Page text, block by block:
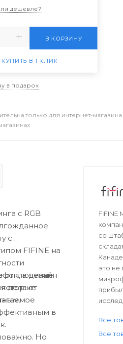
дешевле?
В КОРЗИНУ
КУПИТЬ В 1 КЛИК
в подарок
только для интернет-
с RGB
с
FIFINE на
а дизайн
которые
в
отключение
делают
Но
FIFINE
со
это не
Все
Все